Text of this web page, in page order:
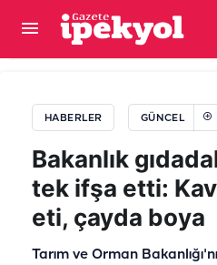
HABERLER GÜNCEL
Bakanlık
tek ifşa etti:
eti, çayda boya
Tarım ve Orman
Şanlıurfalı merhum genel